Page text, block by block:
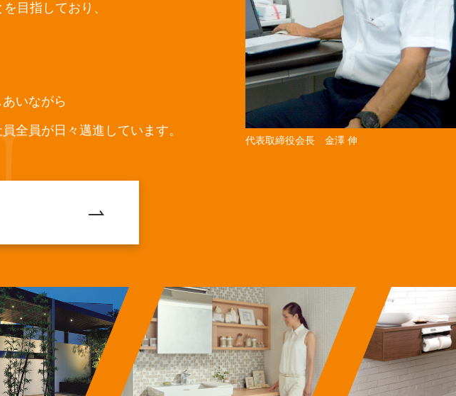
代表取締役会長 金澤 伸
目指しており、
いながら
全員が日々邁進しています。